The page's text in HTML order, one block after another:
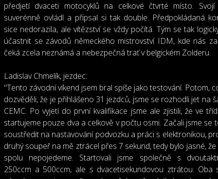
předjetí dvaceti motocyklů na celkové čtvrté místo. Svojí
suverénně ovládl a připsal si tak double. Předpokládaná
sice nedorazila, ale vítězství se vždy počítá. Tým se tak
účastnit se závodů německého mistrovství IDM, kde nás
čeká zcela neznámá a nebezpečná trať v belgickém Zolderu.
Ladislav Chmelík, jezdec:
"Tento závodní víkend jsem bral spíše jako testování. Potom,
dozvěděli, že je přihlášeno 31 jezdců, jsme se rozhodli jet na
CEMC. Po vyjetí do první kvalifikace jsme ale zjistili, že ve
startujeme pouze dva a celkově v počtu osmi. Začali jsme se
soustředit na nastavování podvozku a práci s elektronikou,
druhý soupeř na mě ztrácel přes 7 sekund, tedy bylo jasné,
spolu nepojedeme. Startovali jsme společně s
250ccm a 500ccm, ale s dvacetisekundovou ztrátou. Oba